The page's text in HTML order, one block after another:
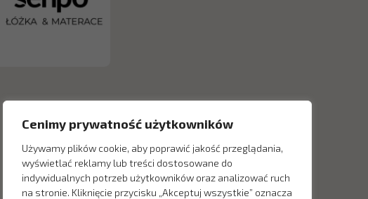
Cenimy prywatność użytkowników
Używamy plików cookie, aby poprawić jakość przeglądania,
wyświetlać reklamy lub treści dostosowane do
indywidualnych potrzeb użytkowników oraz analizować ruch
na stronie. Kliknięcie przycisku „Akceptuj wszystkie” oznacza